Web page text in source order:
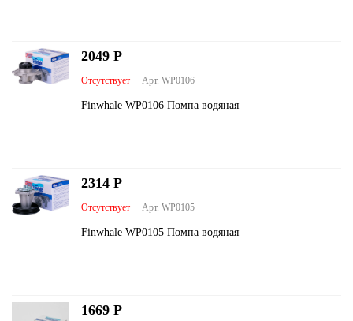
Арт. WP0106
Отсутствует
Finwhale WP0106 Помпа водяная
2049 Р
Арт. WP0105
Отсутствует
Finwhale WP0105 Помпа водяная
2314 Р
1669 Р